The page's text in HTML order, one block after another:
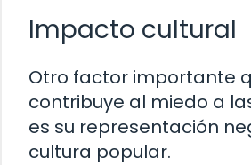
Impacto cultural
Otro factor importante
contribuye al miedo a
es su representación
cultura popular.